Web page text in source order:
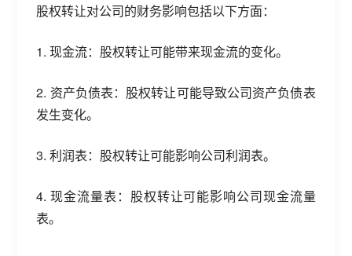
股权转让对公司的财务影响包括以下方面：
1. 现金流：股权转让可能带来现金流的变化。
2. 资产负债表：股权转让可能导致公司资产负债表
发生变化。
3. 利润表：股权转让可能影响公司利润表。
4. 现金流量表：股权转让可能影响公司现金流量
表。